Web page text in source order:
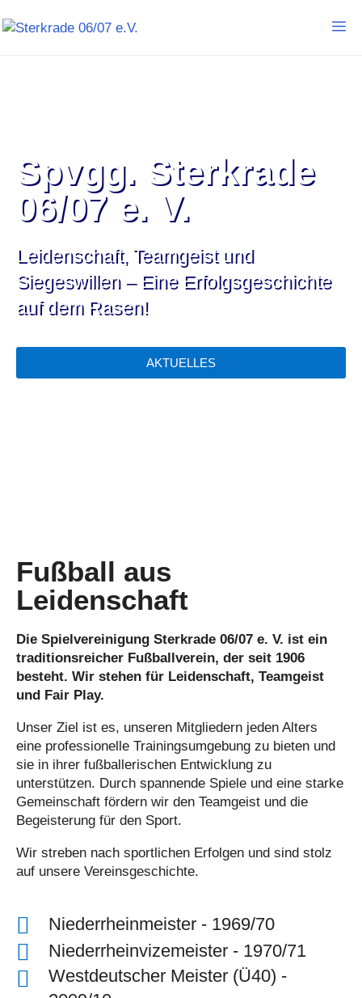
Spvgg. Sterkrade
06/07 e. V.
Leidenschaft, Teamgeist und
Siegeswillen – Eine Erfolgsgeschichte
auf dem Rasen!
AKTUELLES
Fußball aus
Leidenschaft
Die Spielvereinigung Sterkrade 06/07 e. V. ist ein
traditionsreicher Fußballverein, der seit 1906
besteht. Wir stehen für Leidenschaft, Teamgeist
und Fair Play.
Unser Ziel ist es, unseren Mitgliedern jeden Alters
eine professionelle Trainingsumgebung zu bieten und
sie in ihrer fußballerischen Entwicklung zu
unterstützen. Durch spannende Spiele und eine starke
Gemeinschaft fördern wir den Teamgeist und die
Begeisterung für den Sport.
Wir streben nach sportlichen Erfolgen und sind stolz
auf unsere Vereinsgeschichte.
Niederrheinmeister - 1969/70
Niederrheinvizemeister - 1970/71
Westdeutscher Meister (Ü40) -